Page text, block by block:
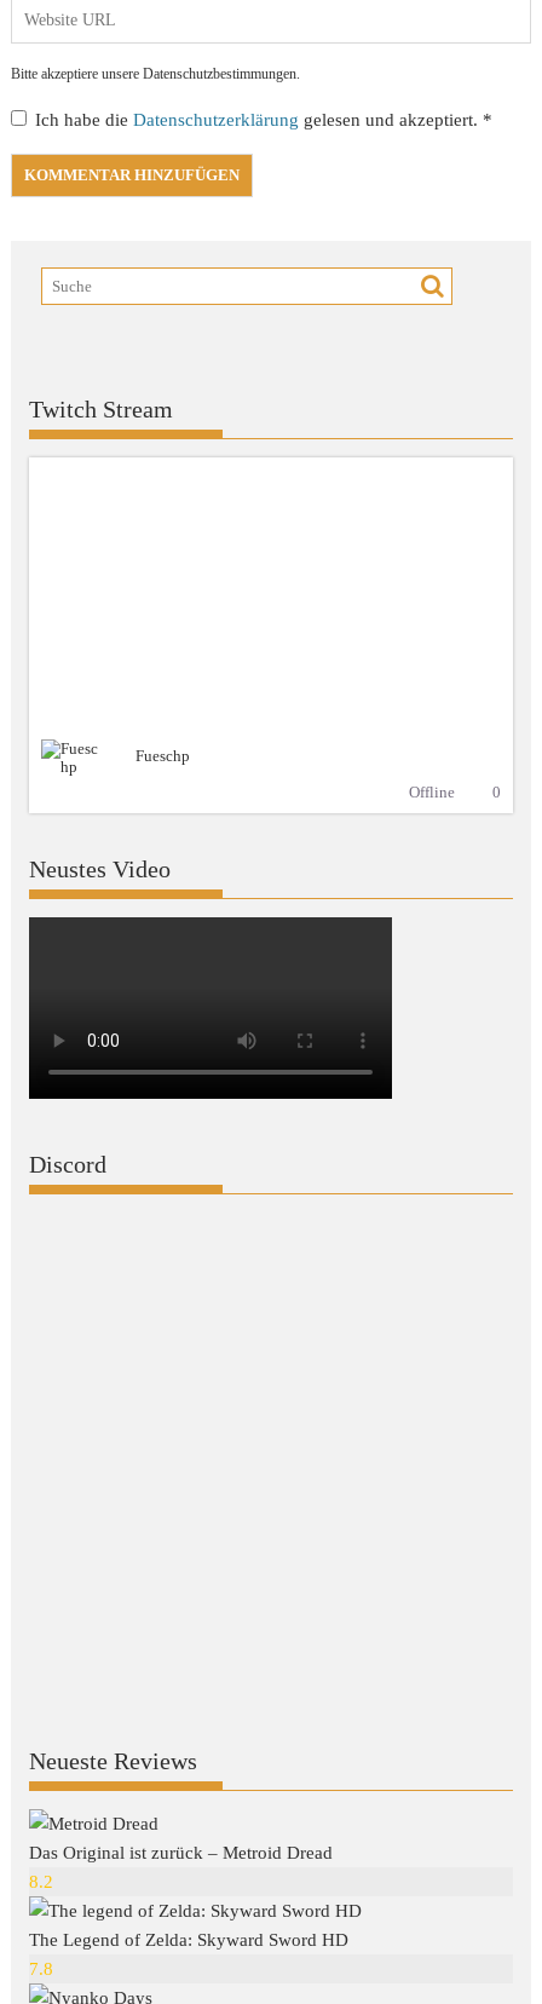
Bitte akzeptiere unsere Datenschutzbestimmungen.
Ich habe dieDatenschutzerklärung gelesen und akzeptiert. *
Twitch Stream
Fueschp
Offline
0
Neustes Video
Discord
Neueste Reviews
Das Original ist zurück – Metroid Dread
8.2
The Legend of Zelda: Skyward Sword HD
7.8